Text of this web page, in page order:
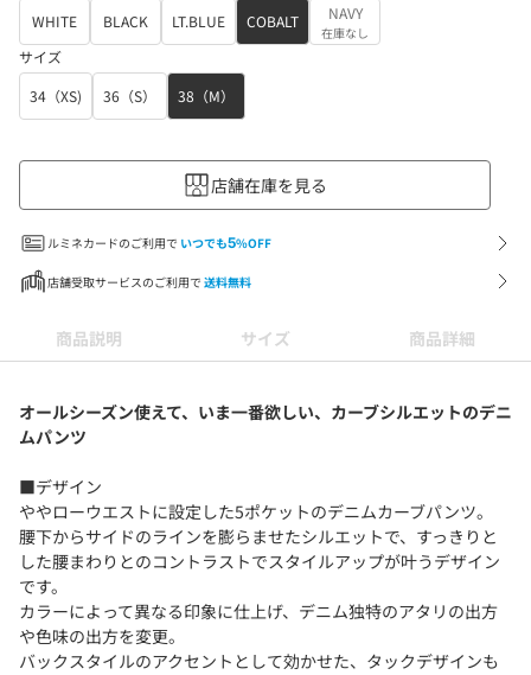
WHITE
BLACK LT.BLUE COBALT NAVY
在庫なし
サイズ
34（XS)
36（S） 38（M）
店舗在庫を見る
ルミネカードのご利用で いつでも5%OFF
店舗受取サービスのご利用で 送料無料
商品説明 サイズ 商品詳細
オールシーズン使えて、いま一番欲しい、カーブシルエットのデニ
ムパンツ
■デザイン
ややローウエストに設定した5ポケットのデニムカーブパンツ。
腰下からサイドのラインを膨らませたシルエットで、すっきりと
した腰まわりとのコントラストでスタイルアップが叶うデザイン
です。
カラーによって異なる印象に仕上げ、デニム独特のアタリの出方
や色味の出方を変更。
バックスタイルのアクセントとして効かせた、タックデザインも